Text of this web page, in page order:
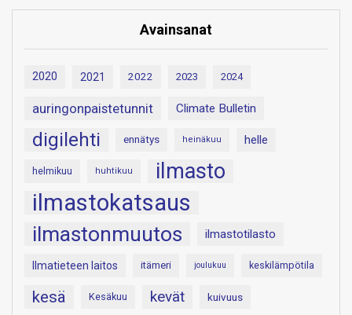
Avainsanat
2020 2021 2022 2023 2024
auringonpaistetunnit Climate Bulletin
digilehti ennätys heinäkuu helle
helmikuu huhtikuu ilmasto
ilmastokatsaus
ilmastonmuutos ilmastotilasto
Ilmatieteen laitos itämeri joulukuu keskilämpötila
kesä Kesäkuu kevät kuivuus